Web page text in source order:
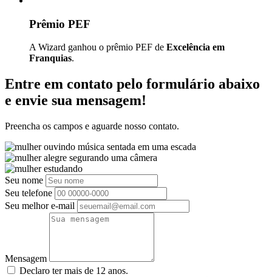
Prêmio PEF
A Wizard ganhou o prêmio PEF de Excelência em
Franquias.
Entre em contato pelo formulário abaixo
e envie sua mensagem!
Preencha os campos e aguarde nosso contato.
Seu nome
Seu telefone
Seu melhor e-mail
Mensagem
Declaro ter mais de 12 anos.